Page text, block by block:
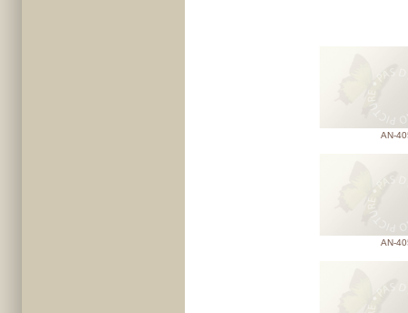
AN-
AN-